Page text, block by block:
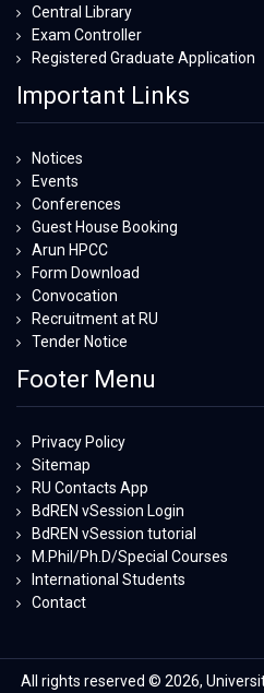
Central Library
Exam Controller
Registered Graduate Application
Important Links
Notices
Events
Conferences
Guest House Booking
Arun HPCC
Form Download
Convocation
Recruitment at RU
Tender Notice
Footer Menu
Privacy Policy
Sitemap
RU Contacts App
BdREN vSession Login
BdREN vSession tutorial
M.Phil/Ph.D/Special Courses
International Students
Contact
All rights reserved © 2026,